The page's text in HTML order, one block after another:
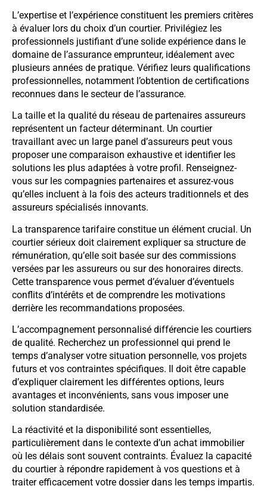
L’expertise et l’expérience constituent les premiers critères
à évaluer lors du choix d’un courtier. Privilégiez les
professionnels justifiant d’une solide expérience dans le
domaine de l’assurance emprunteur, idéalement avec
plusieurs années de pratique. Vérifiez leurs qualifications
professionnelles, notamment l’obtention de certifications
reconnues dans le secteur de l’assurance.
La taille et la qualité du réseau de partenaires assureurs
représentent un facteur déterminant. Un courtier
travaillant avec un large panel d’assureurs peut vous
proposer une comparaison exhaustive et identifier les
solutions les plus adaptées à votre profil. Renseignez-
vous sur les compagnies partenaires et assurez-vous
qu’elles incluent à la fois des acteurs traditionnels et des
assureurs spécialisés innovants.
La transparence tarifaire constitue un élément crucial. Un
courtier sérieux doit clairement expliquer sa structure de
rémunération, qu’elle soit basée sur des commissions
versées par les assureurs ou sur des honoraires directs.
Cette transparence vous permet d’évaluer d’éventuels
conflits d’intérêts et de comprendre les motivations
derrière les recommandations proposées.
L’accompagnement personnalisé différencie les courtiers
de qualité. Recherchez un professionnel qui prend le
temps d’analyser votre situation personnelle, vos projets
futurs et vos contraintes spécifiques. Il doit être capable
d’expliquer clairement les différentes options, leurs
avantages et inconvénients, sans vous imposer une
solution standardisée.
La réactivité et la disponibilité sont essentielles,
particulièrement dans le contexte d’un achat immobilier
où les délais sont souvent contraints. Évaluez la capacité
du courtier à répondre rapidement à vos questions et à
traiter efficacement votre dossier dans les temps impartis.